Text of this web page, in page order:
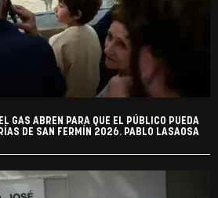
GAS ABREN PARA QUE EL PÚBLICO PUEDA
DE SAN FERMÍN 2026. PABLO LASAOSA